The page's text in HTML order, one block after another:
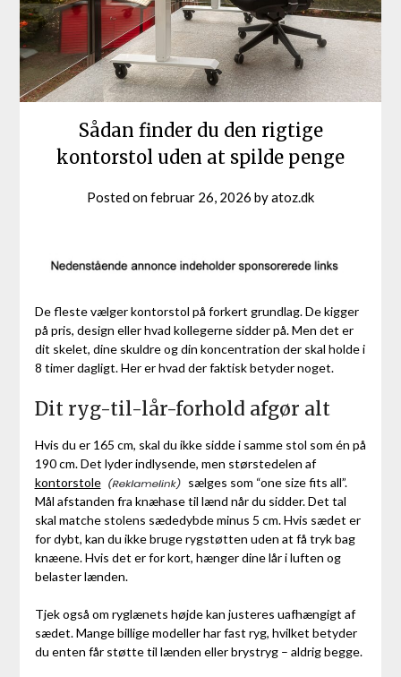
Sådan finder du den rigtige
kontorstol uden at spilde penge
Posted onfebruar 26, 2026 byatoz.dk
De fleste vælger kontorstol på forkert grundlag. De kigger
på pris, design eller hvad kollegerne sidder på. Men det er
dit skelet, dine skuldre og din koncentration der skal holde i
8 timer dagligt. Her er hvad der faktisk betyder noget.
Dit ryg-til-lår-forhold afgør alt
Hvis du er 165 cm, skal du ikke sidde i samme stol som én på
190 cm. Det lyder indlysende, men størstedelen af
kontorstole
sælges som “one size fits all”.
Mål afstanden fra knæhase til lænd når du sidder. Det tal
skal matche stolens sædedybde minus 5 cm. Hvis sædet er
for dybt, kan du ikke bruge rygstøtten uden at få tryk bag
knæene. Hvis det er for kort, hænger dine lår i luften og
belaster lænden.
Tjek også om ryglænets højde kan justeres uafhængigt af
sædet. Mange billige modeller har fast ryg, hvilket betyder
du enten får støtte til lænden eller brystryg – aldrig begge.